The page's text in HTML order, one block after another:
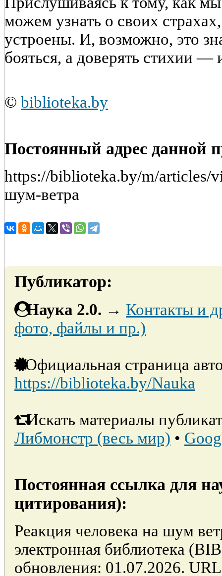
можем узнать о своих
устроены. И, возможно, это
бояться, а доверять стихии —
© biblioteka.by
Постоянный адрес данной
https://biblioteka.by/m/articles/
шум-ветра
Публикатор:
Наука 2.0. → Контакты и
фото, файлы и пр.)
Официальная страница
https://biblioteka.by/Nauka
Искать материалы
Либмонстр (весь мир) •
Постоянная ссылка для
цитирования):
Реакция человека на шум
электронная библиотека
обновления: 01.07.2026.